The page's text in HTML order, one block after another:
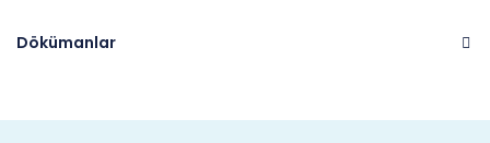
Dökümanlar